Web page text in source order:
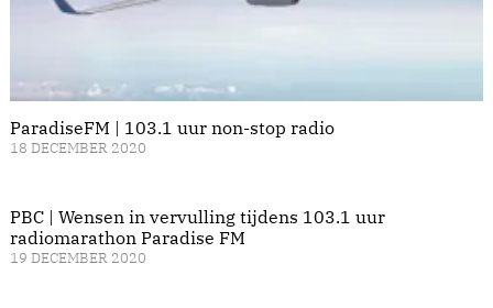
ParadiseFM | 103.1 uur non-stop radio
18 DECEMBER 2020
PBC | Wensen in vervulling tijdens 103.1 uur
radiomarathon Paradise FM
19 DECEMBER 2020